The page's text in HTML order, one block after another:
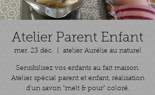
Atelier Parent Enfant
mer. 23 déc. atelier Aurélie au naturel
Sensibilisez vos enfants au fait maison.​
Atelier spécial parent et enfant, réalisation
d'un savon "melt & pour" coloré.